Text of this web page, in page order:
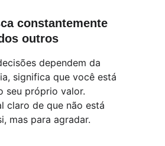
constantemente
outros
dependem da
significa que você está
seu próprio valor.
claro de que não está
mas para agradar.